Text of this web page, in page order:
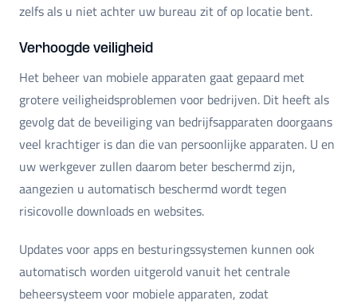
zelfs als u niet achter uw bureau zit of op locatie bent.
Verhoogde veiligheid
Het beheer van mobiele apparaten gaat gepaard met
grotere veiligheidsproblemen voor bedrijven. Dit heeft als
gevolg dat de beveiliging van bedrijfsapparaten doorgaans
veel krachtiger is dan die van persoonlijke apparaten. U en
uw werkgever zullen daarom beter beschermd zijn,
aangezien u automatisch beschermd wordt tegen
risicovolle downloads en websites.
Updates voor apps en besturingssystemen kunnen ook
automatisch worden uitgerold vanuit het centrale
beheersysteem voor mobiele apparaten, zodat